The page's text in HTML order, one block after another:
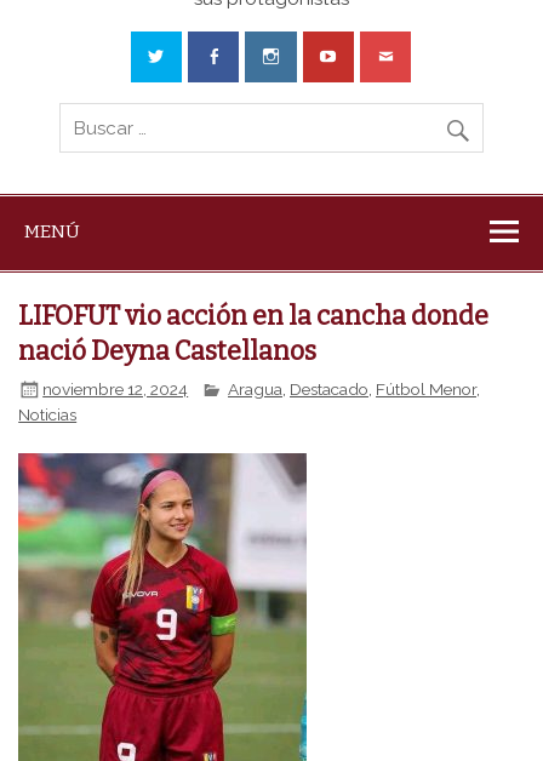
MENÚ
LIFOFUT vio acción en la cancha donde
nació Deyna Castellanos
noviembre 12, 2024 Aragua Destacado Fútbol Menor,
Noticias